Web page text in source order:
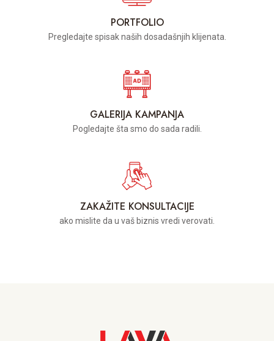
PORTFOLIO
Pregledajte spisak naših dosadašnjih klijenata.
GALERIJA KAMPANJA
Pogledajte šta smo do sada radili.
ZAKAŽITE KONSULTACIJE
ako mislite da u vaš biznis vredi verovati.